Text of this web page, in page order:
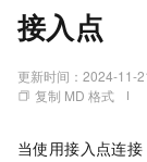
接入点
更新时间： 2024-11-
复制 MD 格式
当使用接入点连接